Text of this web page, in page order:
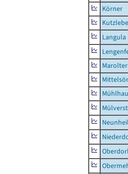
Körner
Langula